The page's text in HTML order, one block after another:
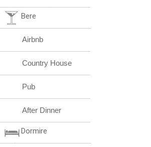
Bere
Airbnb
Country House
Pub
After Dinner
Dormire